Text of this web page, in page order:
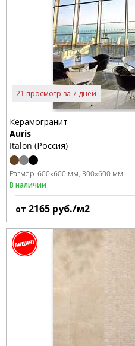
21 просмотр за 7 дней
Керамогранит
Auris
Italon (Россия)
Размер: 600x600 мм 300x600 мм
В наличии
от 2165 руб./м2